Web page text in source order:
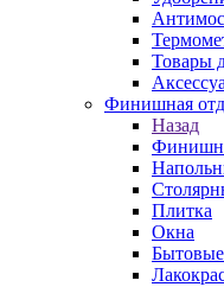
Товары
Финишная
Назад
Плитка
Окна